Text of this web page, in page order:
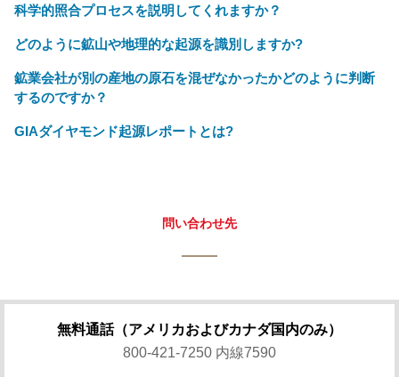
科学的照合プロセスを説明してくれますか？
どのように鉱山や地理的な起源を識別しますか?
鉱業会社が別の産地の原石を混ぜなかったかどのように判断
するのですか？
GIAダイヤモンド起源レポートとは?
問い合わせ先
無料通話（アメリカおよびカナダ国内のみ）
800-421-7250 内線7590